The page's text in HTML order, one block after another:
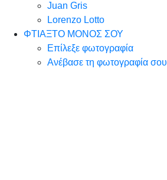
Juan Gris
Lorenzo Lotto
ΦΤΙΑΞΤΟ ΜΟΝΟΣ ΣΟΥ
Επίλεξε φωτογραφία
Ανέβασε τη φωτογραφία σου